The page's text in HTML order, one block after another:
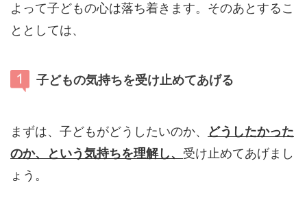
よって子どもの心は落ち着きます。そのあとするこ
ととしては、
子どもの気持ちを受け止めてあげる
まずは、子どもがどうしたいのか、
どうしたかった
のか、という気持ちを理解し、 受け止めてあげまし
ょう。